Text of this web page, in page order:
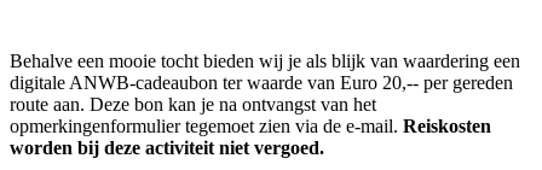
Behalve een mooie tocht bieden wij je als blijk van waardering een
digitale ANWB-cadeaubon ter waarde van Euro 20,-- per gereden
route aan. Deze bon kan je na ontvangst van het
opmerkingenformulier tegemoet zien via de e-mail. Reiskosten
worden bij deze activiteit niet vergoed.